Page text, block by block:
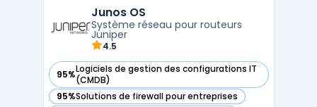
infrastructures réseau, plus une visibilité
complète de la performance des applic ...
Junos OS
Système réseau pour routeurs
Juniper
4.5
95%Logiciels de gestion des configurations IT
(CMDB)
— voir Junos OS dans cette catégorie
95%Solutions de firewall pour entreprises
— voir Junos OS dans cette catégorie